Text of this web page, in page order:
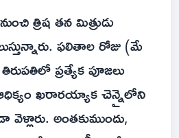
త్రిష తన మిత్రుడు
ఫలితాల రోజు (మే
ప్రత్యేక పూజలు
ఖరారయ్యాక చెన్నైలోని
అంతకుముందు,